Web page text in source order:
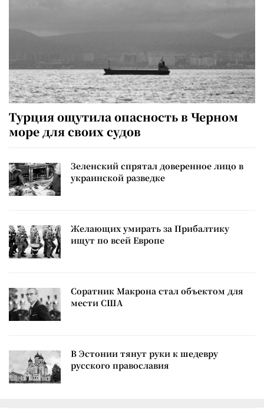
Турция ощутила опасность в Черном
море для своих судов
Зеленский спрятал доверенное лицо в
украинской разведке
Желающих умирать за Прибалтику
ищут по всей Европе
Соратник Макрона стал объектом для
мести США
В Эстонии тянут руки к шедевру
русского православия